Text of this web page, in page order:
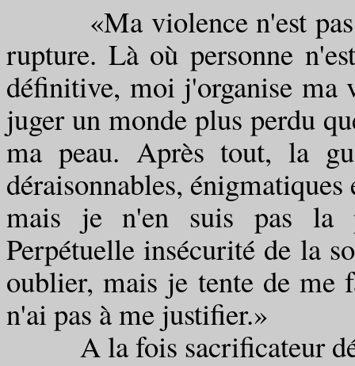
«Ma violence n'est pas
rupture. Là où personne
définitive, moi j'organise
juger un monde plus perdu
ma peau. Après tout, la
déraisonnables,
mais je n'en suis pas la
Perpétuelle insécurité de la
oublier, mais je tente de me
n'ai pas à me justifier.»
A la fois sacrificateur